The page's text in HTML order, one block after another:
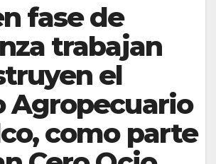
fase de
trabajan
el
Agropecuario
como parte